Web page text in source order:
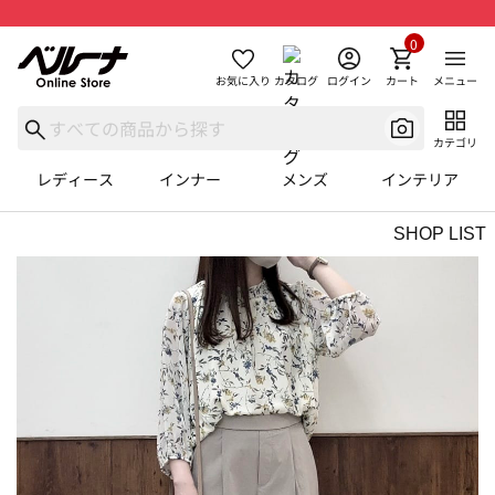
お気に入り カタログ ログイン カート
0
メニュー
カテゴリ
レディース インナー メンズ インテリア
SHOP LIST